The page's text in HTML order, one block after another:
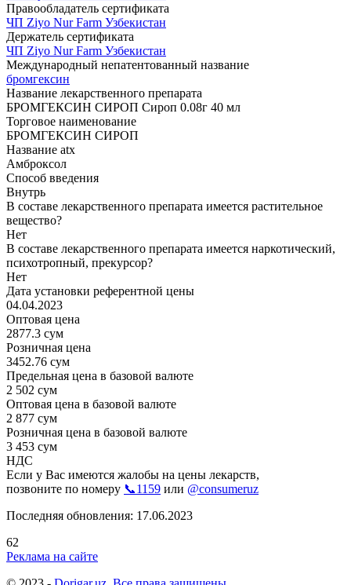
Правообладатель сертификата
ЧП Ziyo Nur Farm Узбекистан
Держатель сертификата
ЧП Ziyo Nur Farm Узбекистан
Международный непатентованный название
бромгексин
Название лекарственного препарата
БРОМГЕКСИН СИРОП Сироп 0.08г 40 мл
Торговое наименование
БРОМГЕКСИН СИРОП
Название atx
Амброксол
Способ введения
Внутрь
В составе лекарственного препарата имеется растительное
вещество?
Нет
В составе лекарственного препарата имеется наркотический,
психотропный, прекурсор?
Нет
Дата установки референтной цены
04.04.2023
Оптовая цена
2877.3 сум
Розничная цена
3452.76 сум
Предельная цена в базовой валюте
2 502 сум
Оптовая цена в базовой валюте
2 877 сум
Розничная цена в базовой валюте
3 453 сум
НДС
Если у Вас имеются жалобы на цены лекарств,
позвоните по номеру 📞1159 или @consumeruz
Последняя обновления: 17.06.2023
62
Реклама на сайте